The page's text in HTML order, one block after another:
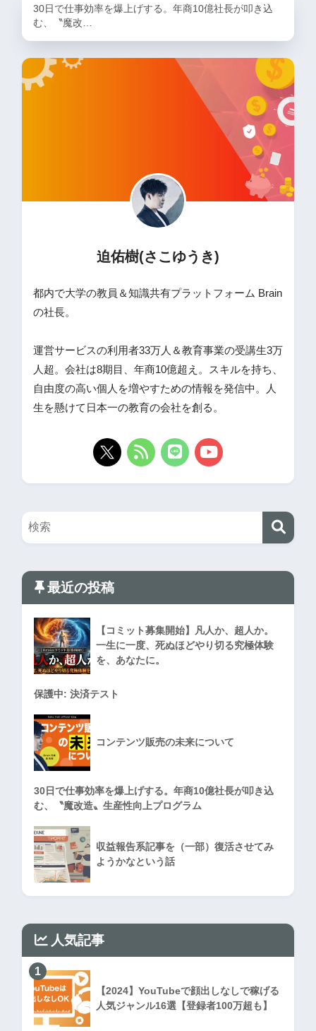
30日で仕事効率を爆上げする。年商10億社長が叩き込
む、〝魔改…
迫佑樹(さこゆうき)
都内で大学の教員＆知識共有プラットフォーム Brain
の社長。
運営サービスの利用者33万人＆教育事業の受講生3万
人超。会社は8期目、年商10億超え。スキルを持ち、
自由度の高い個人を増やすための情報を発信中。人
生を懸けて日本一の教育の会社を創る。
最近の投稿
【コミット募集開始】凡人か、超人か。
一生に一度、死ぬほどやり切る究極体験
を、あなたに。
保護中: 決済テスト
コンテンツ販売の未来について
30日で仕事効率を爆上げする。年商10億社長が叩き込
む、〝魔改造〟生産性向上プログラム
収益報告系記事を（一部）復活させてみ
ようかなという話
人気記事
1
【2024】YouTubeで顔出しなしで稼げる
人気ジャンル16選【登録者100万超も】